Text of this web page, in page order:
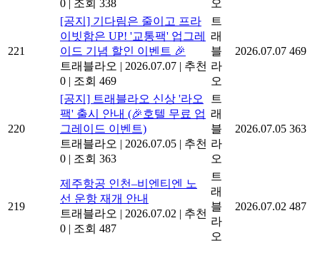
즈 $2 할인!
트래블라오 | 2026.07.08 | 추천
0
조회 338
블
라
오
[공지] 기다림은 줄이고 프라
이빗함은 UP! '교통팩' 업그레
이드 기념 할인 이벤트 🎉
트래블라오 | 2026.07.07 | 추천
0 | 조회 469
트
래
블
라
오
[공지] 트래블라오 신상 '라오
팩' 출시 안내 (🎉호텔 무료 업
그레이드 이벤트)
트래블라오 | 2026.07.05 | 추천
0 | 조회 363
트
래
블
라
오
제주항공 인천–비엔티엔 노
선 운항 재개 안내
트
래
블